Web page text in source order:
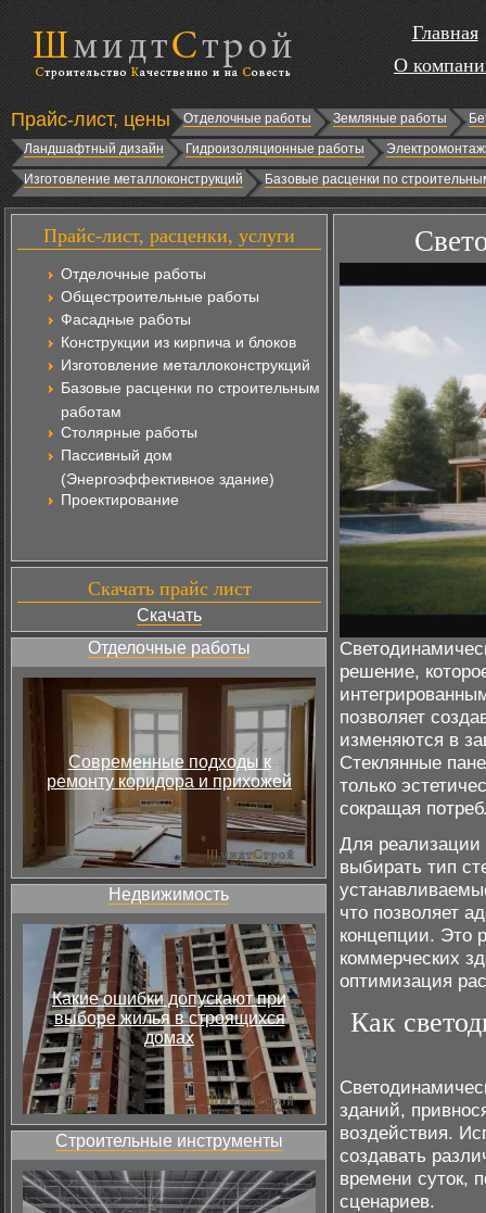
Главная
О
Прайс-лист, цены Отделочные работы Земляные работы
Ландшафтный дизайн
Гидроизоляционные работы
Изготовление металлоконструкций
Базовые расценки по
Прайс-лист, расценки, услуги
Отделочные работы
Общестроительные работы
Фасадные работы
Конструкции из кирпича и блоков
Изготовление металлоконструкций
Базовые расценки по строительным
работам
Столярные работы
Пассивный дом
(Энергоэффективное здание)
Проектирование
Скачать прайс лист
Скачать
Отделочные работы
Современные подходы к
ремонту коридора и прихожей
Недвижимость
Какие ошибки допускают при
выборе жилья в строящихся
домах
Строительные инструменты
решение,
позволяет
изменяются в
Стеклянные
только
сокращая
Для реализации
выбирать тип
что позволяет
концепции. Это
коммерческих
оптимизация
Как
зданий,
воздействия.
создавать
времени суток,
сценариев.